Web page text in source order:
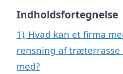
Indholdsfortegnelse
1) Hvad kan et firma
rensning af
med?